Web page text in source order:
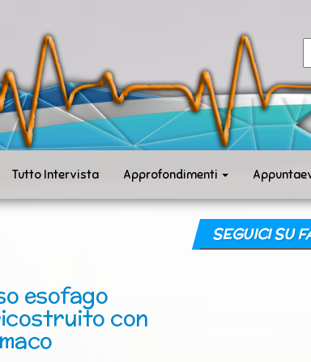
Tutto Intervista Approfondimenti
esofago
con
SEGUICI SU